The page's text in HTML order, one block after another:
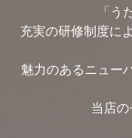
「
充実の研修制度に
魅力のあるニュー
当店